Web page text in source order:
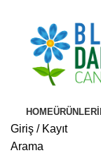
HOME
Giriş / Kayıt
Arama